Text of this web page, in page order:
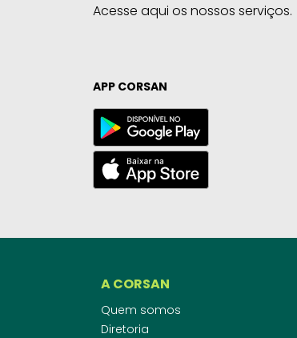
Acesse aqui os nossos serviços.
APP CORSAN
A CORSAN
Quem somos
Diretoria